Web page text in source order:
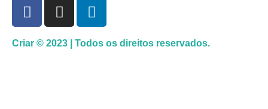
Criar © 2023 | Todos os direitos reservados.